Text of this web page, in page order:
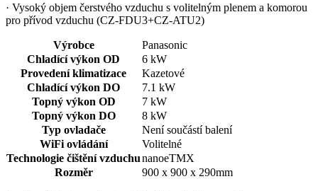
· Vysoký objem čerstvého vzduchu s volitelným plenem a komorou
pro přívod vzduchu (CZ-FDU3+CZ-ATU2)
Výrobce
Panasonic
Chladící výkon OD
6 kW
Provedení klimatizace
Kazetové
Chladící výkon DO
7.1 kW
Topný výkon OD
7 kW
Topný výkon DO
8 kW
Typ ovladače
Není součástí balení
WiFi ovládání
Volitelné
Technologie čištění vzduchunanoeTMX
Rozměr
900 x 900 x 290mm